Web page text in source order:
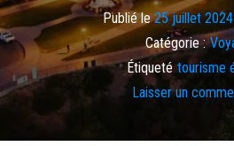
Publié le25 juillet 2024
Catégorie :
Étiqueté tourisme
Laisser un